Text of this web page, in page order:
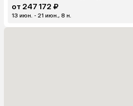
от 247 172 ₽
13 июн. - 21 июн., 8 н.